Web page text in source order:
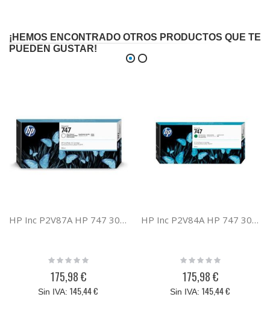
¡HEMOS ENCONTRADO OTROS PRODUCTOS QUE TE
PUEDEN GUSTAR!
HP Inc P2V87A HP 747 300ML INTENSIFICADOR BRILLO
Rating:
175,98 €
145,44 €
HP Inc P2V84A HP 747 300ML TINTA VERDE CROMATICO
Rating:
175,98 €
145,44 €